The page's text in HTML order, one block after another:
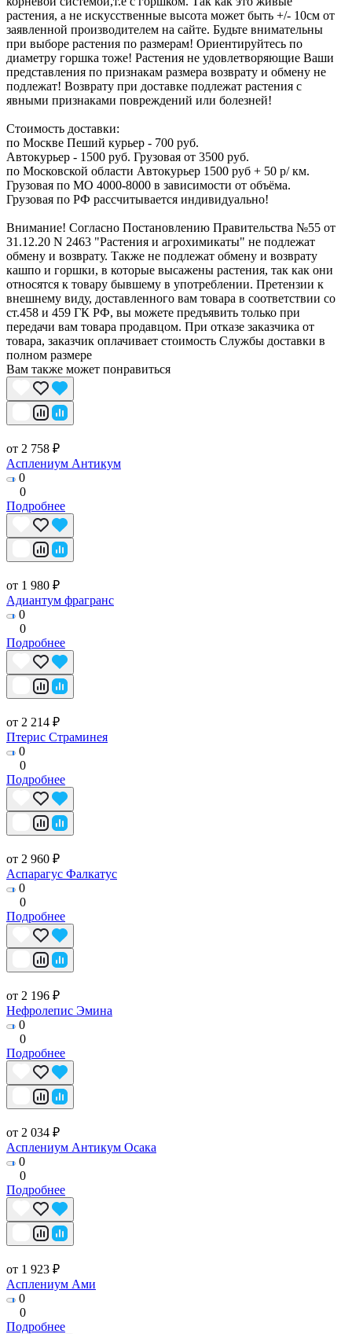
растения, а не искусственные высота может быть +/- 10см от
заявленной производителем на сайте. Будьте внимательны
при выборе растения по размерам! Ориентируйтесь по
диаметру горшка тоже! Растения не удовлетворяющие Ваши
представления по признакам размера возврату и обмену не
подлежат! Возврату при доставке подлежат растения с
явными признаками повреждений или болезней!
Стоимость доставки:
по Москве Пеший курьер - 700 руб.
Автокурьер - 1500 руб. Грузовая от 3500 руб.
по Московской области Автокурьер 1500 руб + 50 р/ км.
Грузовая по МО 4000-8000 в зависимости от объёма.
Грузовая по РФ рассчитывается индивидуально!
Внимание! Согласно Постановлению Правительства №55 от
31.12.20 N 2463 "Растения и агрохимикаты" не подлежат
обмену и возврату. Также не подлежат обмену и возврату
кашпо и горшки, в которые высажены растения, так как они
относятся к товару бывшему в употреблении. Претензии к
внешнему виду, доставленного вам товара в соответствии со
ст.458 и 459 ГК РФ, вы можете предъявить только при
передачи вам товара продавцом. При отказе заказчика от
товара, заказчик оплачивает стоимость Службы доставки в
полном размере
Вам также может понравиться
от 2 758 ₽
Асплениум Антикум
0
0
Подробнее
от 1 980 ₽
Адиантум фрагранс
0
0
Подробнее
от 2 214 ₽
Птерис Страминея
0
0
Подробнее
от 2 960 ₽
Аспарагус Фалкатус
0
0
Подробнее
от 2 196 ₽
Нефролепис Эмина
0
0
Подробнее
от 2 034 ₽
Асплениум Антикум Осака
0
0
Подробнее
от 1 923 ₽
Асплениум Ами
0
0
Подробнее